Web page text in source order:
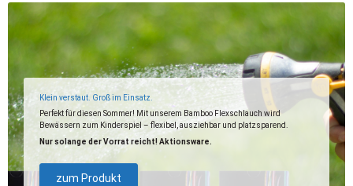
Klein verstaut. Groß im Einsatz.
Perfekt für diesen Sommer! Mit unserem Bamboo Flexschlauch wird
Bewässern zum Kinderspiel – flexibel, ausziehbar und platzsparend.
Nur solange der Vorrat reicht! Aktionsware.
zum Produkt